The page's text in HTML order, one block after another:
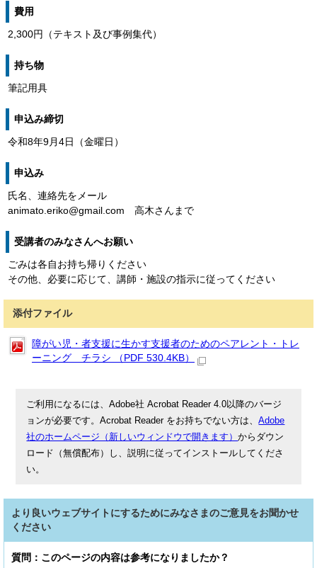
費用
2,300円（テキスト及び事例集代）
持ち物
筆記用具
申込み締切
令和8年9月4日（金曜日）
申込み
氏名、連絡先をメール
animato.eriko@gmail.com 高木さんまで
受講者のみなさんへお願い
ごみは各自お持ち帰りください
その他、必要に応じて、講師・施設の指示に従ってください
添付ファイル
障がい児・者支援に生かす支援者のためのペアレント・トレ
ーニング チラシ （PDF 530.4KB）
ご利用になるには、Adobe社 Acrobat Reader 4.0以降のバージ
ョンが必要です。Acrobat Reader をお持ちでない方は、Adobe
社のホームページ（新しいウィンドウで開きます）からダウン
ロード（無償配布）し、説明に従ってインストールしてくださ
い。
より良いウェブサイトにするためにみなさまのご意見をお聞かせ
ください
質問：このページの内容は参考になりましたか？